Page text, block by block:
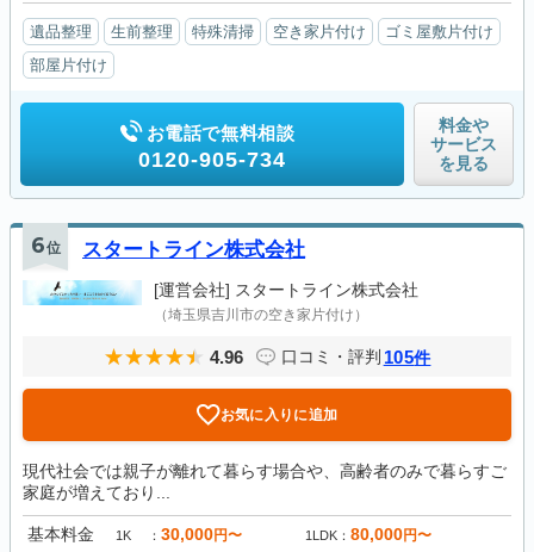
遺品整理 生前整理 特殊清掃 空き家片付け
ゴミ屋敷片付け
部屋片付け
お電話で無料相談
0120-905-734
料金や
サービス
を見る
6位 スタートライン株式会社
[運営会社] スタートライン株式会社
（埼玉県吉川市の空き家片付け）
4.96 口コミ・評判 105件
お気に入りに追加
現代社会では親子が離れて暮らす場合や、高齢者のみで暮らすご
家庭が増えており...
基本料金 1K 30,000円〜 1LDK 80,000円〜